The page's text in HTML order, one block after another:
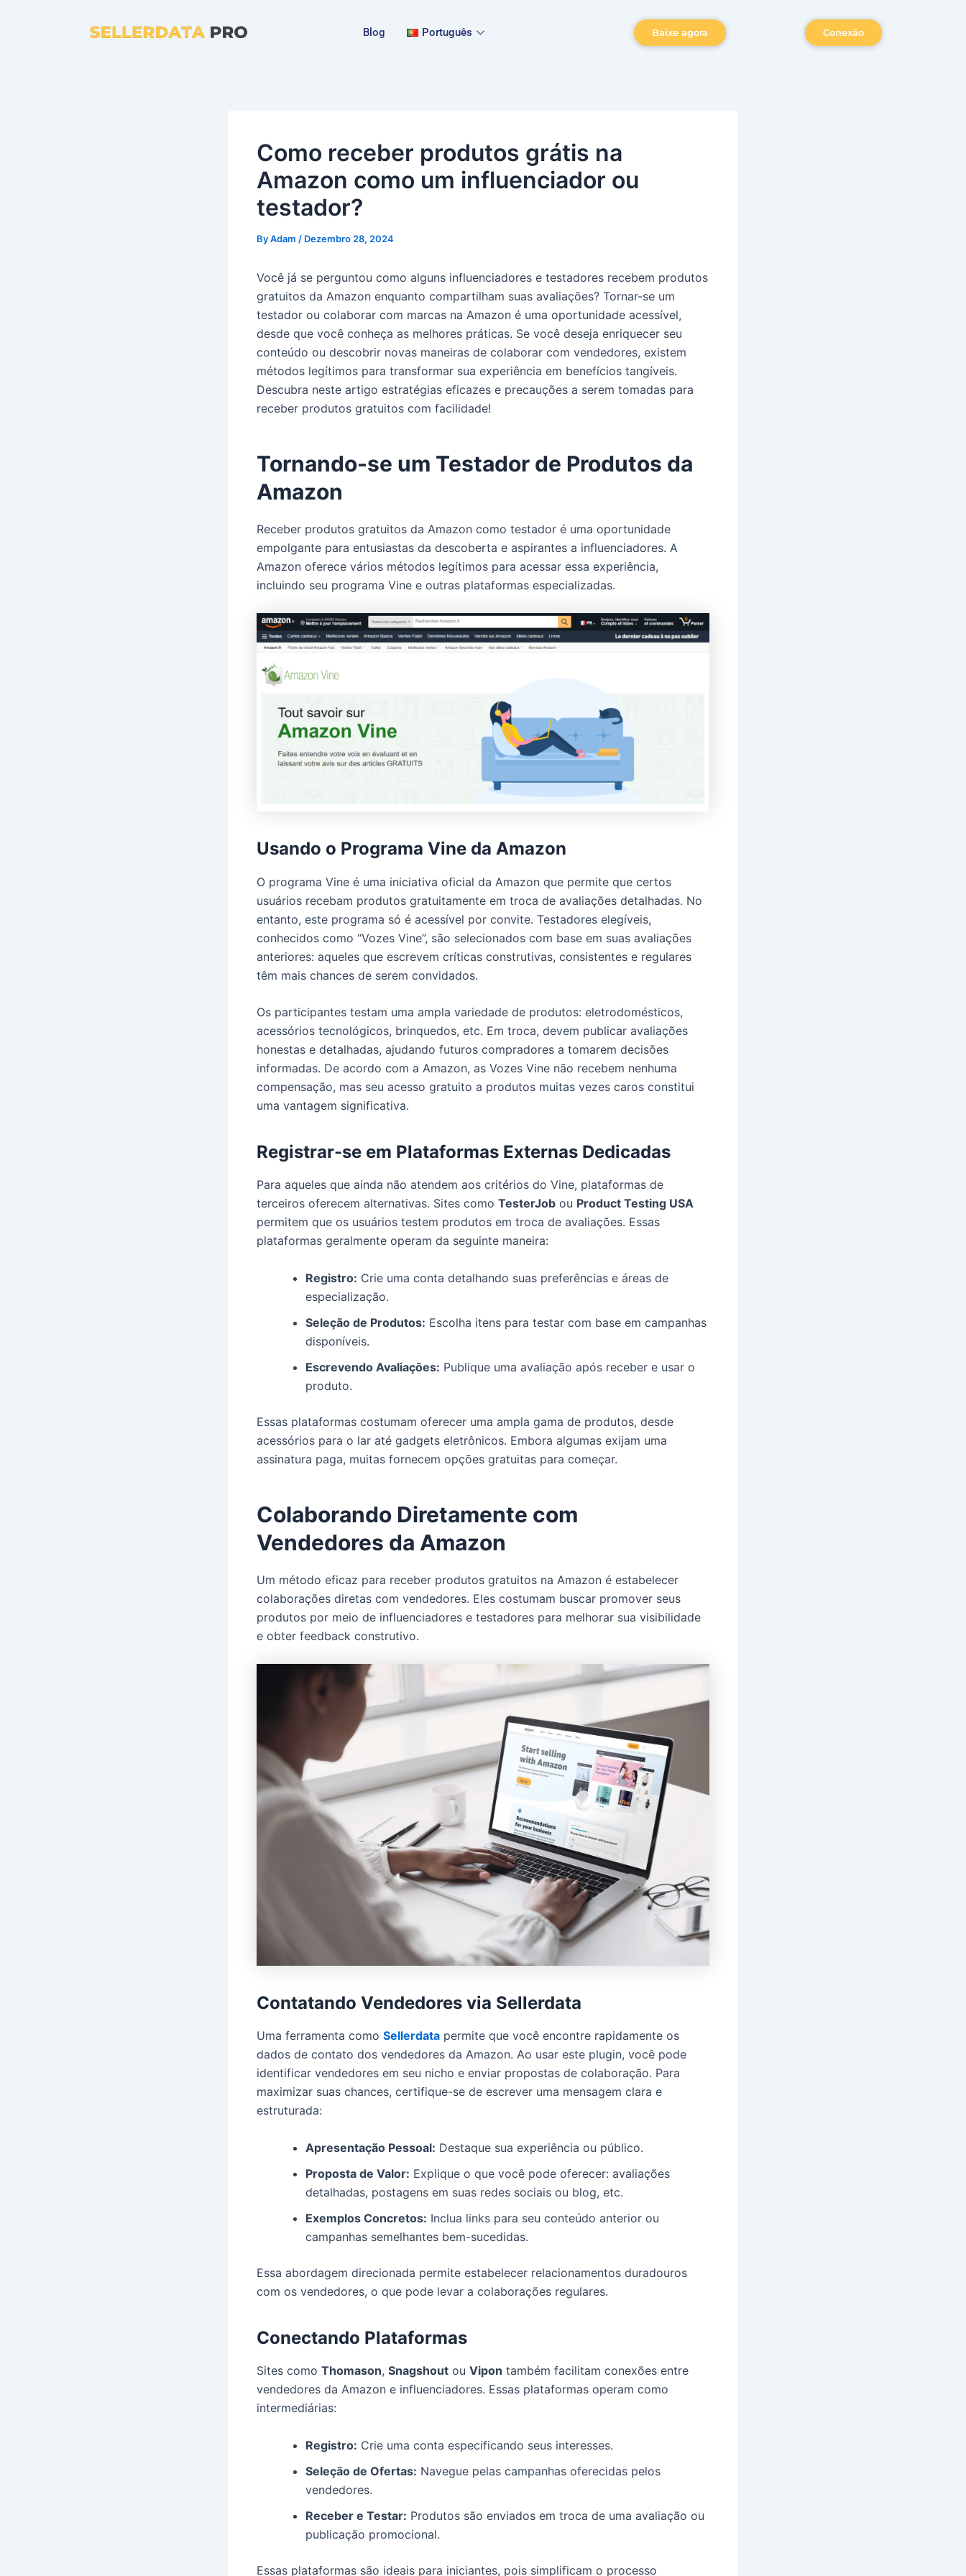
Blog Português Baixe agora Conexão
Como receber produtos grátis na
Amazon como um influenciador ou
testador?
ByAdam / Dezembro 28, 2024
Você já se perguntou como alguns influenciadores e testadores recebem produtos
gratuitos da Amazon enquanto compartilham suas avaliações? Tornar-se um
testador ou colaborar com marcas na Amazon é uma oportunidade acessível,
desde que você conheça as melhores práticas. Se você deseja enriquecer seu
conteúdo ou descobrir novas maneiras de colaborar com vendedores, existem
métodos legítimos para transformar sua experiência em benefícios tangíveis.
Descubra neste artigo estratégias eficazes e precauções a serem tomadas para
receber produtos gratuitos com facilidade!
Tornando-se um Testador de Produtos da
Amazon
Receber produtos gratuitos da Amazon como testador é uma oportunidade
empolgante para entusiastas da descoberta e aspirantes a influenciadores. A
Amazon oferece vários métodos legítimos para acessar essa experiência,
incluindo seu programa Vine e outras plataformas especializadas.
Usando o Programa Vine da Amazon
O programa Vine é uma iniciativa oficial da Amazon que permite que certos
usuários recebam produtos gratuitamente em troca de avaliações detalhadas. No
entanto, este programa só é acessível por convite. Testadores elegíveis,
conhecidos como “Vozes Vine”, são selecionados com base em suas avaliações
anteriores: aqueles que escrevem críticas construtivas, consistentes e regulares
têm mais chances de serem convidados.
Os participantes testam uma ampla variedade de produtos: eletrodomésticos,
acessórios tecnológicos, brinquedos, etc. Em troca, devem publicar avaliações
honestas e detalhadas, ajudando futuros compradores a tomarem decisões
informadas. De acordo com a Amazon, as Vozes Vine não recebem nenhuma
compensação, mas seu acesso gratuito a produtos muitas vezes caros constitui
uma vantagem significativa.
Registrar-se em Plataformas Externas Dedicadas
Para aqueles que ainda não atendem aos critérios do Vine, plataformas de
terceiros oferecem alternativas. Sites como TesterJob ou Product Testing USA
permitem que os usuários testem produtos em troca de avaliações. Essas
plataformas geralmente operam da seguinte maneira:
Registro: Crie uma conta detalhando suas preferências e áreas de
especialização.
Seleção de Produtos: Escolha itens para testar com base em campanhas
disponíveis.
Escrevendo Avaliações: Publique uma avaliação após receber e usar o
produto.
Essas plataformas costumam oferecer uma ampla gama de produtos, desde
acessórios para o lar até gadgets eletrônicos. Embora algumas exijam uma
assinatura paga, muitas fornecem opções gratuitas para começar.
Colaborando Diretamente com
Vendedores da Amazon
Um método eficaz para receber produtos gratuitos na Amazon é estabelecer
colaborações diretas com vendedores. Eles costumam buscar promover seus
produtos por meio de influenciadores e testadores para melhorar sua visibilidade
e obter feedback construtivo.
Contatando Vendedores via Sellerdata
Uma ferramenta como Sellerdata permite que você encontre rapidamente os
dados de contato dos vendedores da Amazon. Ao usar este plugin, você pode
identificar vendedores em seu nicho e enviar propostas de colaboração. Para
maximizar suas chances, certifique-se de escrever uma mensagem clara e
estruturada:
Apresentação Pessoal: Destaque sua experiência ou público.
Proposta de Valor: Explique o que você pode oferecer: avaliações
detalhadas, postagens em suas redes sociais ou blog, etc.
Exemplos Concretos: Inclua links para seu conteúdo anterior ou
campanhas semelhantes bem-sucedidas.
Essa abordagem direcionada permite estabelecer relacionamentos duradouros
com os vendedores, o que pode levar a colaborações regulares.
Conectando Plataformas
Sites como Thomason, Snagshout ou Vipon também facilitam conexões entre
vendedores da Amazon e influenciadores. Essas plataformas operam como
intermediárias:
Registro: Crie uma conta especificando seus interesses.
Seleção de Ofertas: Navegue pelas campanhas oferecidas pelos
vendedores.
Receber e Testar: Produtos são enviados em troca de uma avaliação ou
publicação promocional.
Essas plataformas são ideais para iniciantes, pois simplificam o processo